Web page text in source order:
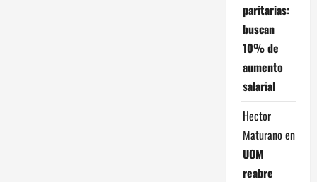
paritarias:
buscan
10% de
aumento
salarial
Hector
Maturano en
UOM
reabre